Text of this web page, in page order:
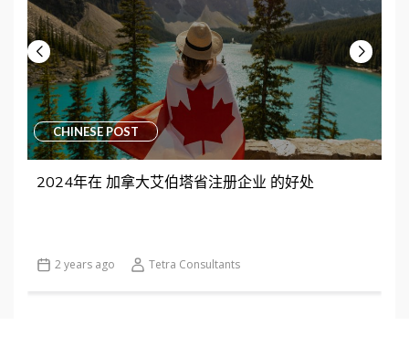
CHINESE POST
2024年在 加拿大艾伯塔省注册企业 的好处
2 years ago Tetra Consultants